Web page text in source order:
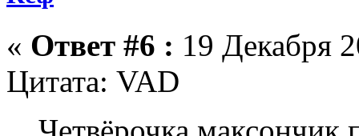
« Ответ #6 : 19 Декабря
Цитата: VAD